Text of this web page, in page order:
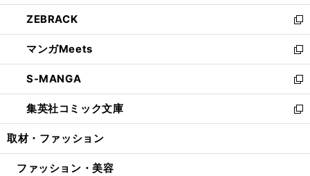
開
く
ウ
で
開
く
ン
ド
ウ
で
開
く
ウ
ィ
ン
ド
ウ
で
開
く
し
い
ウ
ィ
ン
ド
ウ
で
開
ZEBRACK
新
し
い
ウ
ィ
ン
ド
ウ
開
マンガMeets
新
し
い
ウ
ィ
ン
ウ
S-MANGA
新
し
い
ウ
ン
集英社コミック文庫
新
し
ウ
取材・ファッション
ファッション・美容